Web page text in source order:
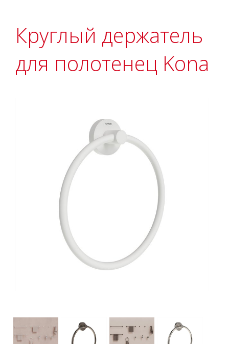
Круглый держатель
для полотенец Kona